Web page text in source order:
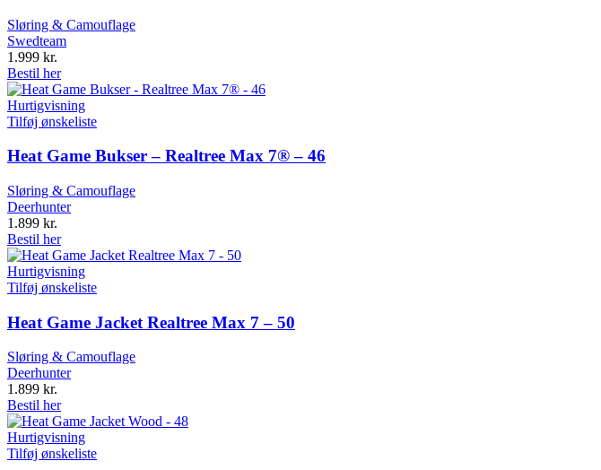
Sløring & Camouflage
Swedteam
1.999 kr.
Bestil her
Hurtigvisning
Tilføj ønskeliste
Heat Game Bukser – Realtree Max 7® – 46
Sløring & Camouflage
Deerhunter
1.899 kr.
Bestil her
Hurtigvisning
Tilføj ønskeliste
Heat Game Jacket Realtree Max 7 – 50
Sløring & Camouflage
Deerhunter
1.899 kr.
Bestil her
Hurtigvisning
Tilføj ønskeliste